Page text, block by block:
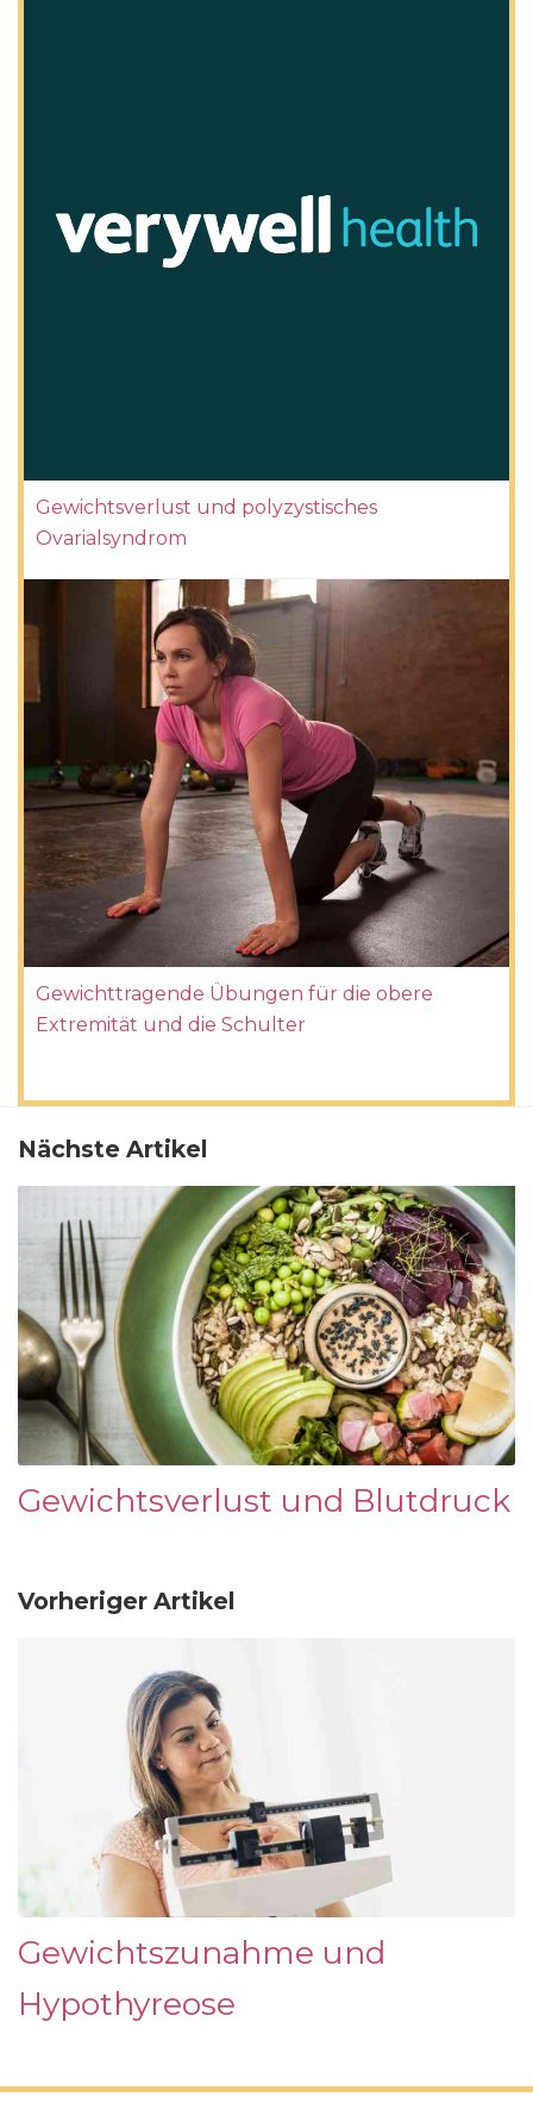
Gewichtsverlust und polyzystisches
Ovarialsyndrom
Gewichttragende Übungen für die obere
Extremität und die Schulter
Nächste Artikel
Gewichtsverlust und Blutdruck
Vorheriger Artikel
Gewichtszunahme und
Hypothyreose